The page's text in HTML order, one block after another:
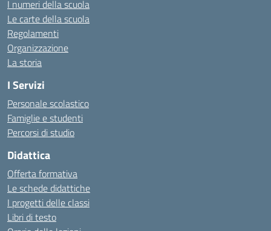
I numeri della scuola
Le carte della scuola
Regolamenti
Organizzazione
La storia
I Servizi
Personale scolastico
Famiglie e studenti
Percorsi di studio
Didattica
Offerta formativa
Le schede didattiche
I progetti delle classi
Libri di testo